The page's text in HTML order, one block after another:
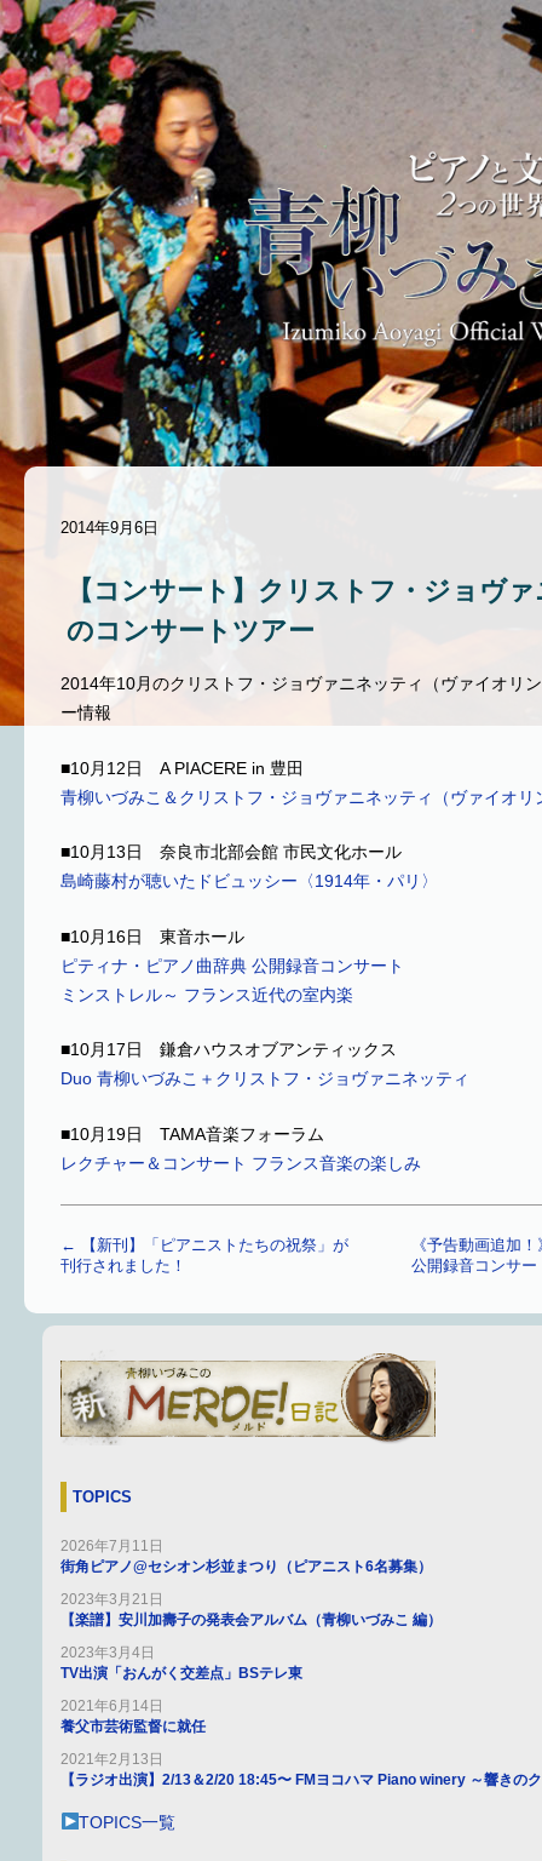
2014年9月6日
【コンサート】クリストフ・ジョヴ
のコンサートツアー
2014年10月のクリストフ・ジョヴァニネッティ（ヴァイオリ
ー情報
■10月12日 A PIACERE in 豊田
青柳いづみこ＆クリストフ・ジョヴァニネッティ（ヴァイオリ
■10月13日 奈良市北部会館 市民文化ホール
島崎藤村が聴いたドビュッシー〈1914年・パリ〉
■10月16日 東音ホール
ピティナ・ピアノ曲辞典 公開録音コンサート
ミンストレル～ フランス近代の室内楽
■10月17日 鎌倉ハウスオブアンティックス
Duo 青柳いづみこ＋クリストフ・ジョヴァニネッティ
■10月19日 TAMA音楽フォーラム
レクチャー＆コンサート フランス音楽の楽しみ
←
【新刊】「ピアニストたちの祝祭」が
刊行されました！
《予告動画追加
公開録音コンサ
TOPICS
2026年7月11日
街角ピアノ@セシオン杉並まつり（ピアニスト6名募集）
2023年3月21日
【楽譜】安川加壽子の発表会アルバム（青柳いづみこ 編）
2023年3月4日
TV出演「おんがく交差点」BSテレ東
2021年6月14日
養父市芸術監督に就任
2021年2月13日
【ラジオ出演】2/13＆2/20 18:45〜 FMヨコハマ Piano winery ～響きの
TOPICS一覧